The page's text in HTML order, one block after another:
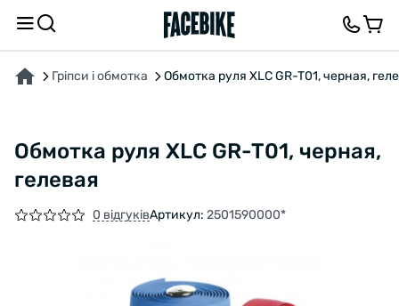
Гріпси і обмотка Обмотка руля XLC GR-T01, черная,
Обмотка руля XLC GR-T01, черная,
гелевая
0 відгуківАртикул: 2501590000*
ПРО ТОВАР ВІДГУКИ ТА ЗАПИТАННЯ